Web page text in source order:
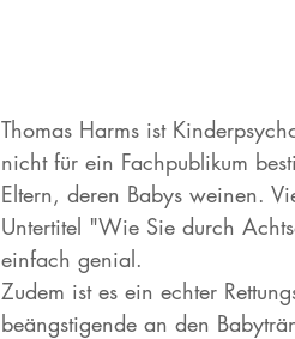
Thomas Harms ist
nicht für ein Fachpublikum
Eltern, deren Babys weinen.
Untertitel "Wie Sie durch
einfach genial.
Zudem ist es ein echter
beängstigende an den